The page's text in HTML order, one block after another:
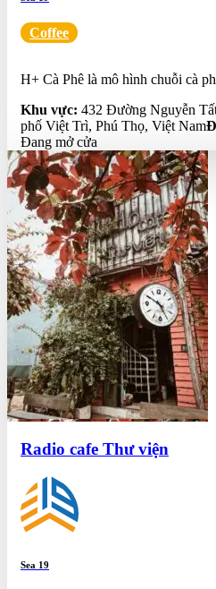
Coffee
H+ Cà Phê là mô hình chuỗi cà
Khu vực: 432 Đường Nguyễn
phố Việt Trì, Phú Thọ, Việt Nam
Đang mở cửa
Radio cafe Thư viện
Sea 19